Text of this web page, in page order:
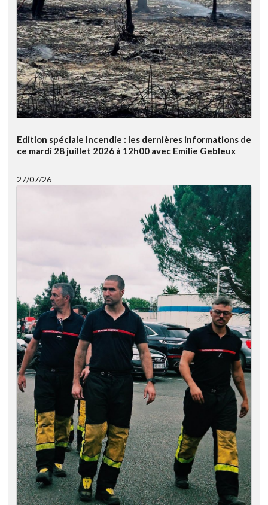
Edition spéciale Incendie : les dernières informations de
ce mardi 28 juillet 2026 à 12h00 avec Emilie Gebleux
27/07/26